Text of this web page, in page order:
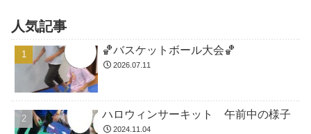
人気記事
🏀バスケットボール大会🏀
2026.07.11
ハロウィンサーキット 午前中の様子
2024.11.04